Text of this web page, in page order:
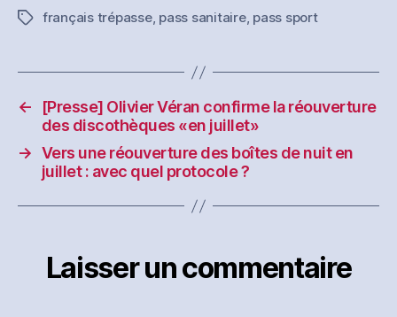
Étiquettes
français trépasse, pass sanitaire, pass sport
←
[Presse] Olivier Véran confirme la réouverture
des discothèques «en juillet»
→ Vers une réouverture des boîtes de nuit en
juillet : avec quel protocole ?
Laisser un commentaire